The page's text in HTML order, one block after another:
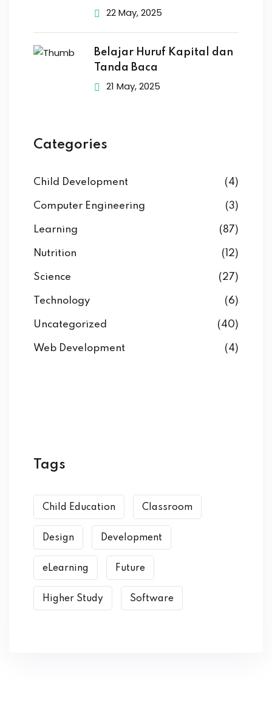
Otak
22 May, 2025
Belajar Huruf Kapital dan
Tanda Baca
21 May, 2025
Categories
Child Development (4)
Computer Engineering (3)
Learning (87)
Nutrition (12)
Science (27)
Technology (6)
Uncategorized (40)
Web Development (4)
Tags
Child Education Classroom
Design Development
eLearning Future
Higher Study Software